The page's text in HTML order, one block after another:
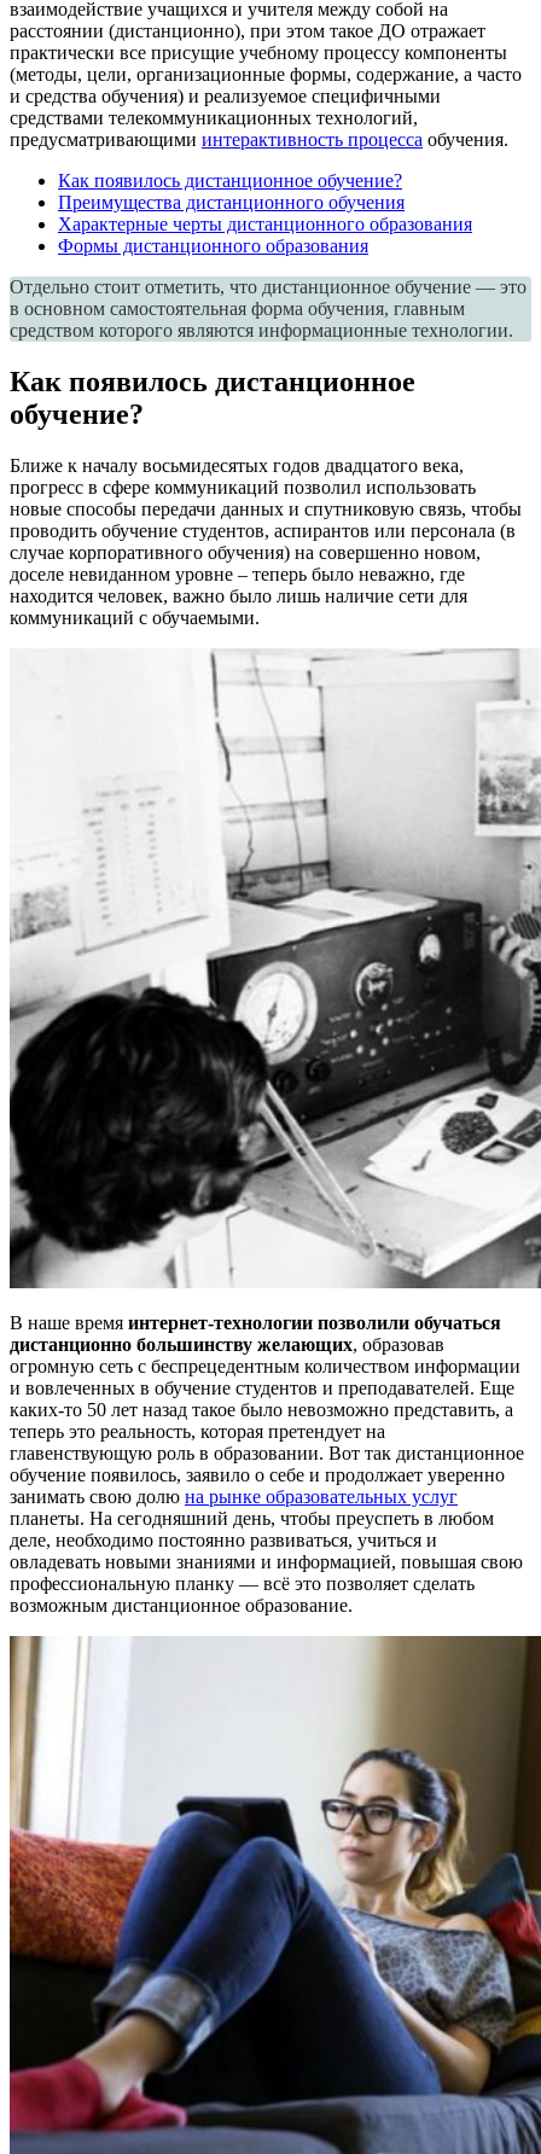
взаимодействие учащихся и учителя между собой на
расстоянии (дистанционно), при этом такое ДО отражает
практически все присущие учебному процессу компоненты
(методы, цели, организационные формы, содержание, а часто
и средства обучения) и реализуемое специфичными
средствами телекоммуникационных технологий,
предусматривающими интерактивность процесса обучения.
Как появилось дистанционное обучение?
Преимущества дистанционного обучения
Характерные черты дистанционного образования
Формы дистанционного образования
Отдельно стоит отметить, что дистанционное обучение — это
в основном самостоятельная форма обучения, главным
средством которого являются информационные технологии.
Как появилось дистанционное
обучение?
Ближе к началу восьмидесятых годов двадцатого века,
прогресс в сфере коммуникаций позволил использовать
новые способы передачи данных и спутниковую связь, чтобы
проводить обучение студентов, аспирантов или персонала (в
случае корпоративного обучения) на совершенно новом,
доселе невиданном уровне – теперь было неважно, где
находится человек, важно было лишь наличие сети для
коммуникаций с обучаемыми.
В наше время интернет-технологии позволили обучаться
дистанционно большинству желающих, образовав
огромную сеть с беспрецедентным количеством информации
и вовлеченных в обучение студентов и преподавателей. Еще
каких-то 50 лет назад такое было невозможно представить, а
теперь это реальность, которая претендует на
главенствующую роль в образовании. Вот так дистанционное
обучение появилось, заявило о себе и продолжает уверенно
занимать свою долю на рынке образовательных услуг
планеты. На сегодняшний день, чтобы преуспеть в любом
деле, необходимо постоянно развиваться, учиться и
овладевать новыми знаниями и информацией, повышая свою
профессиональную планку — всё это позволяет сделать
возможным дистанционное образование.